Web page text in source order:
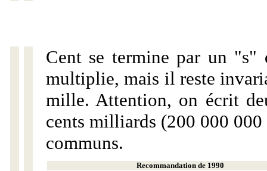
Cent se termine par un "s"
multiplie, mais il reste
mille. Attention, on écrit
cents milliards (200 000
communs.
Recommandation de 1990